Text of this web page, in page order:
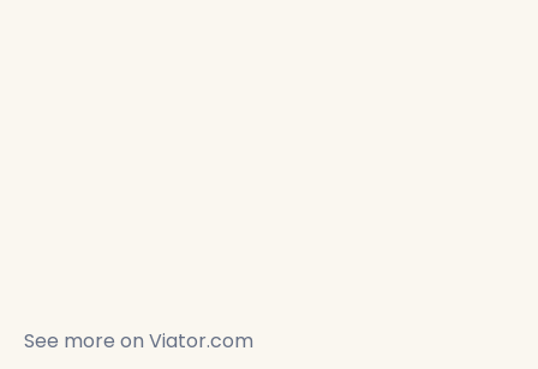
See more on Viator.com